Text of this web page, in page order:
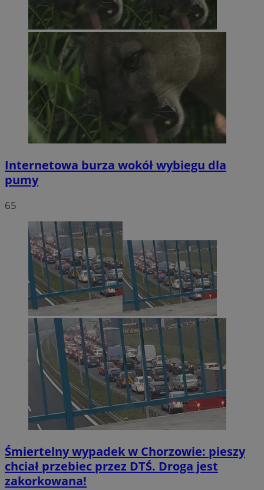
Internetowa burza wokół wybiegu dla
pumy
65
Śmiertelny wypadek w Chorzowie: pieszy
chciał przebiec przez DTŚ. Droga jest
zakorkowana!